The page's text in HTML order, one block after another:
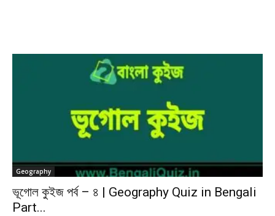
Geography
ভূগোল কুইজ পর্ব – ৪ | Geography Quiz in Bengali
Part...